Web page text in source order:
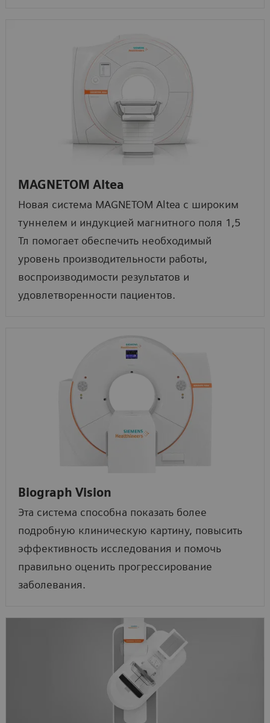
MAGNETOM Altea
Новая система MAGNETOM Altea с широким
туннелем и индукцией магнитного поля 1,5
Тл помогает обеспечить необходимый
уровень производительности работы,
воспроизводимости результатов и
удовлетворенности пациентов.
Biograph Vision
Эта система способна показать более
подробную клиническую картину, повысить
эффективность исследования и помочь
правильно оценить прогрессирование
заболевания.